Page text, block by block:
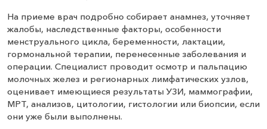
На приеме врач подробно собирает анамнез, уточняет
жалобы, наследственные факторы, особенности
менструального цикла, беременности, лактации,
гормональной терапии, перенесенные заболевания и
операции. Специалист проводит осмотр и пальпацию
молочных желез и регионарных лимфатических узлов,
оценивает имеющиеся результаты УЗИ, маммографии,
МРТ, анализов, цитологии, гистологии или биопсии, если
они уже были выполнены.